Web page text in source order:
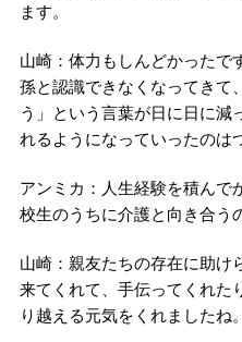
ます。
山崎：体力もしんどかったで
孫と認識できなくなってきて
う」という言葉が日に日に減
れるようになっていったのは
アンミカ：人生経験を積んで
校生のうちに介護と向き合う
山崎：親友たちの存在に助け
来てくれて、手伝ってくれた
り越える元気をくれましたね。